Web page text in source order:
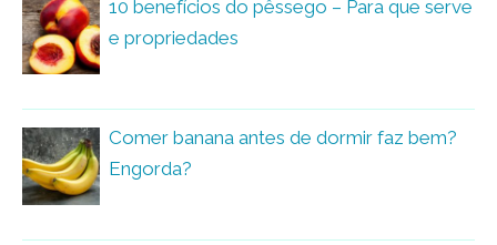
10 benefícios do pêssego – Para que serve
e propriedades
Comer banana antes de dormir faz bem?
Engorda?